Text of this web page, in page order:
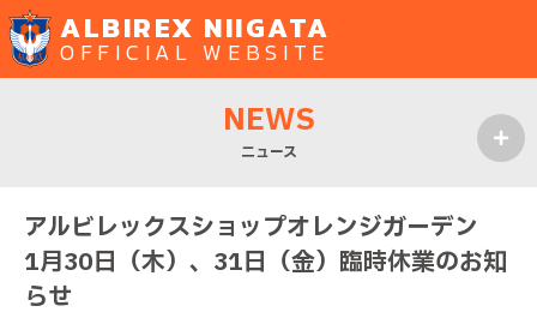
ALBIREX NIIGATA
OFFICIAL WEBSITE
NEWS
ニュース
アルビレックスショップオレンジガーデン
1月30日（木）、31日（金）臨時休業のお知
らせ